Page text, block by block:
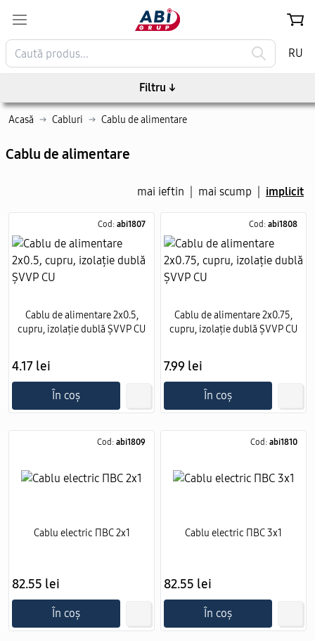
RU
Acasă → Cabluri → Cablu de alimentare
Cablu de alimentare
mai ieftin mai scump implicit
Cod: abi1807
Cablu de alimentare 2x0.5,
cupru, izolație dublă ȘVVP CU
4.17 lei
În coș
Cod: abi1808
Cablu de alimentare 2х0.75,
cupru, izolație dublă ȘVVP CU
7.99 lei
În coș
Cod: abi1809
Cablu electric ПВС 2х1
82.55 lei
În coș
Cod: abi1810
Cablu electric ПВС 3х1
82.55 lei
În coș
Filtru ↓